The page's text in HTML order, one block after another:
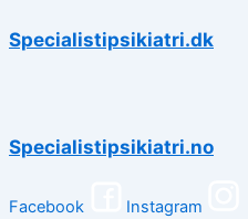
Specialistipsikiatri.dk
Specialistipsikiatri.no
Facebook Instagram